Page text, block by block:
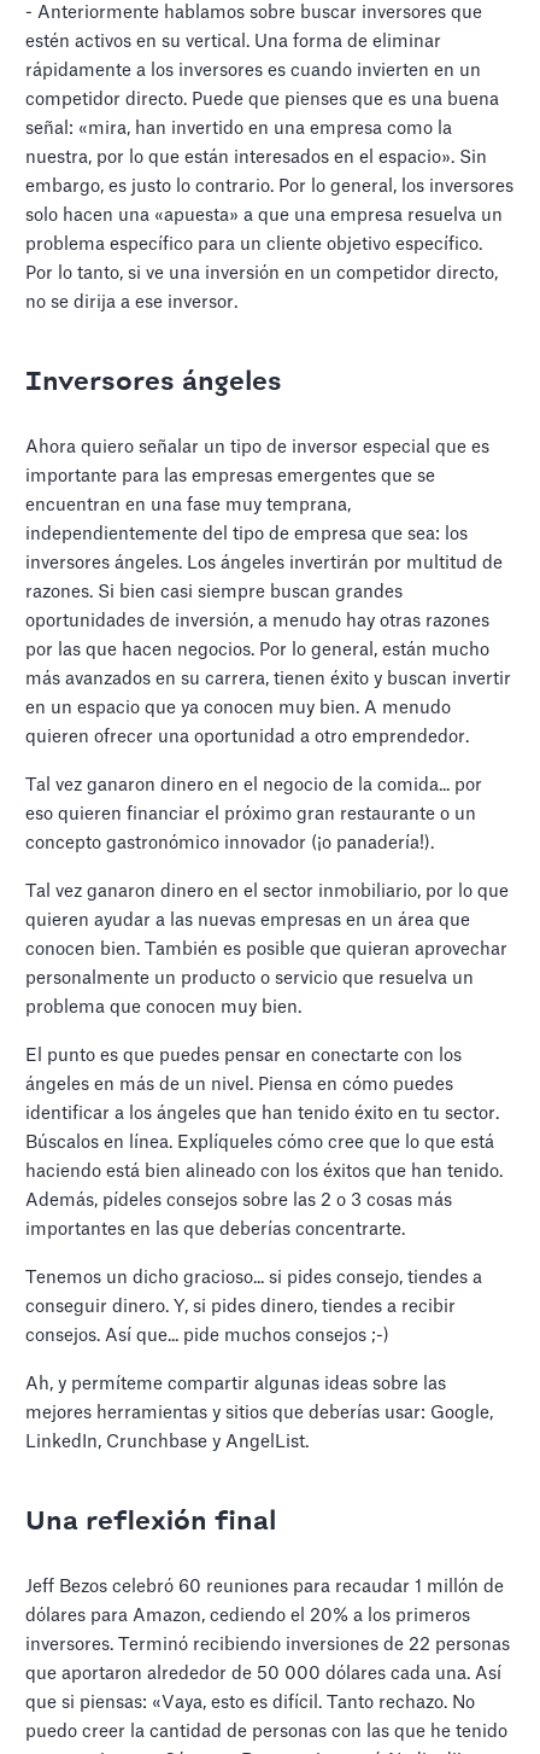
- Anteriormente hablamos sobre buscar inversores que
estén activos en su vertical. Una forma de eliminar
rápidamente a los inversores es cuando invierten en un
competidor directo. Puede que pienses que es una buena
señal: «mira, han invertido en una empresa como la
nuestra, por lo que están interesados en el espacio». Sin
embargo, es justo lo contrario. Por lo general, los inversores
solo hacen una «apuesta» a que una empresa resuelva un
problema específico para un cliente objetivo específico.
Por lo tanto, si ve una inversión en un competidor directo,
no se dirija a ese inversor.
Inversores ángeles
Ahora quiero señalar un tipo de inversor especial que es
importante para las empresas emergentes que se
encuentran en una fase muy temprana,
independientemente del tipo de empresa que sea: los
inversores ángeles. Los ángeles invertirán por multitud de
razones. Si bien casi siempre buscan grandes
oportunidades de inversión, a menudo hay otras razones
por las que hacen negocios. Por lo general, están mucho
más avanzados en su carrera, tienen éxito y buscan invertir
en un espacio que ya conocen muy bien. A menudo
quieren ofrecer una oportunidad a otro emprendedor.
Tal vez ganaron dinero en el negocio de la comida... por
eso quieren financiar el próximo gran restaurante o un
concepto gastronómico innovador (¡o panadería!).
Tal vez ganaron dinero en el sector inmobiliario, por lo que
quieren ayudar a las nuevas empresas en un área que
conocen bien. También es posible que quieran aprovechar
personalmente un producto o servicio que resuelva un
problema que conocen muy bien.
El punto es que puedes pensar en conectarte con los
ángeles en más de un nivel. Piensa en cómo puedes
identificar a los ángeles que han tenido éxito en tu sector.
Búscalos en línea. Explíqueles cómo cree que lo que está
haciendo está bien alineado con los éxitos que han tenido.
Además, pídeles consejos sobre las 2 o 3 cosas más
importantes en las que deberías concentrarte.
Tenemos un dicho gracioso... si pides consejo, tiendes a
conseguir dinero. Y, si pides dinero, tiendes a recibir
consejos. Así que... pide muchos consejos ;-)
Ah, y permíteme compartir algunas ideas sobre las
mejores herramientas y sitios que deberías usar: Google,
LinkedIn, Crunchbase y AngelList.
Una reflexión final
Jeff Bezos celebró 60 reuniones para recaudar 1 millón de
dólares para Amazon, cediendo el 20% a los primeros
inversores. Terminó recibiendo inversiones de 22 personas
que aportaron alrededor de 50 000 dólares cada una. Así
que si piensas: «Vaya, esto es difícil. Tanto rechazo. No
puedo creer la cantidad de personas con las que he tenido